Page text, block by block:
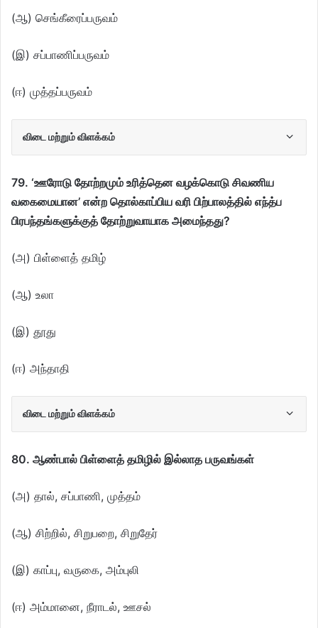
(ஆ) செங்கீரைப்பருவம்
(இ) சப்பாணிப்பருவம்
(ஈ) முத்தப்பருவம்
விடை மற்றும் விளக்கம்
79. ‘ஊரோடு தோற்றமும் உரித்தென வழக்கொடு சிவணிய
வகைமையான’ என்ற தொல்காப்பிய வரி பிற்பாலத்தில் எந்த்ப
பிரபந்தங்களுக்குத் தோற்றுவாயாக அமைந்தது?
(அ) பிள்ளைத் தமிழ்
(ஆ) உலா
(இ) தூது
(ஈ) அந்தாதி
விடை மற்றும் விளக்கம்
80. ஆண்பால் பிள்ளைத் தமிழில் இல்லாத பருவங்கள்
(அ) தால், சப்பாணி, முத்தம்
(ஆ) சிற்றில், சிறுபறை, சிறுதேர்
(இ) காப்பு, வருகை, அம்புலி
(ஈ) அம்மானை, நீராடல், ஊசல்